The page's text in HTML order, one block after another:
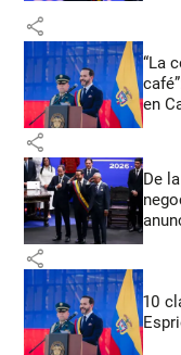
share
“La
en
share
De
share
10